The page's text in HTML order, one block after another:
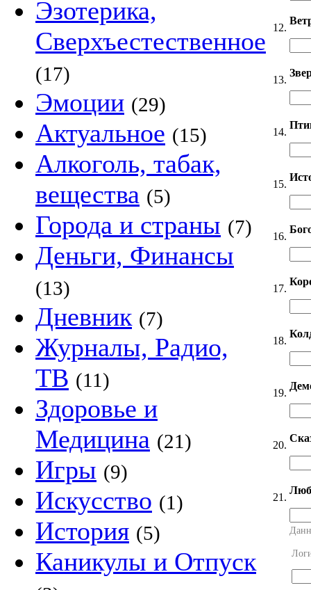
Эзотерика,
Сверхъестественное
(17)
Эмоции (29)
Актуальное (15)
Алкоголь, табак,
вещества (5)
Города и страны (7)
Деньги, Финансы
(13)
Дневник (7)
Журналы, Радио,
ТВ (11)
Здоровье и
Медицина (21)
Игры (9)
Искусство (1)
История (5)
Каникулы и Отпуск
12.
13.
14.
15.
16.
17.
18.
19.
20.
21.